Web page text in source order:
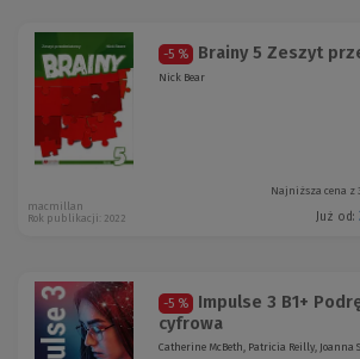
-5 % Brainy 5 Zeszyt
Nick Bear
Najniższa cena z
Już od:
macmillan
Rok publikacji: 2022
-5 %
Impulse 3 B1+
cyfrowa
Catherine McBeth, Patricia Reilly, Joanna